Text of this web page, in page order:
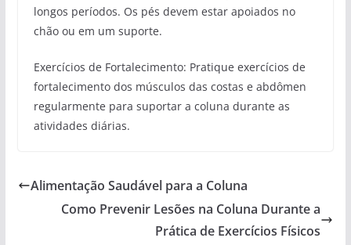
longos períodos. Os pés devem estar apoiados no
chão ou em um suporte.
Exercícios de Fortalecimento: Pratique exercícios de
fortalecimento dos músculos das costas e abdômen
regularmente para suportar a coluna durante as
atividades diárias.
Alimentação Saudável para a Coluna
Como Prevenir Lesões na Coluna Durante a
Prática de Exercícios Físicos